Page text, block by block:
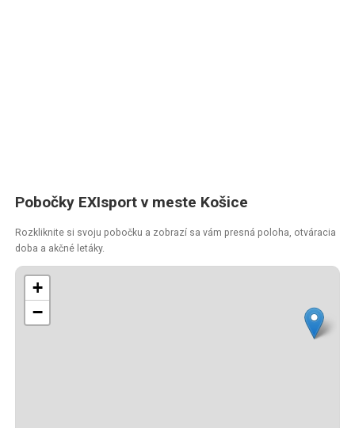
Pobočky EXIsport v meste Košice
Rozkliknite si svoju pobočku a zobrazí sa vám presná poloha, otváracia
doba a akčné letáky.
+
−